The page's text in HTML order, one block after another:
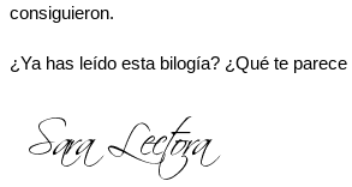
consiguieron.
¿Ya has leído esta bilogía? ¿Qué te